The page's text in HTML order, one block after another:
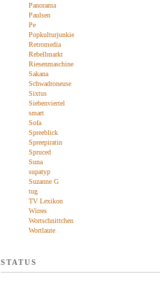
Panorama
Paulsen
Pe
Popkulturjunkie
Retromedia
Rebellmarkt
Riesenmaschine
Sakana
Schwadroneuse
Sixtus
Siebenviertel
smart
Sofa
Spreeblick
Spreepiratin
Spruced
Suna
supatyp
Suzanne G
tug
TV Lexikon
Wirres
Wortschnittchen
Wortlaute
STATUS